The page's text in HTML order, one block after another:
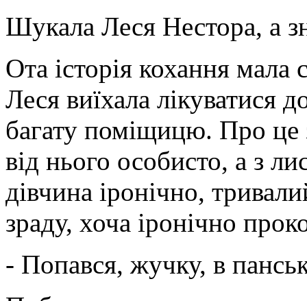
Шукала Леся Нестора, а
Ота історія кохання
Леся виїхала
багату поміщицю. Про це
від нього особисто, а з
дівчина іронічно,
зраду, хоча іронічно
- Попався, жучку, в